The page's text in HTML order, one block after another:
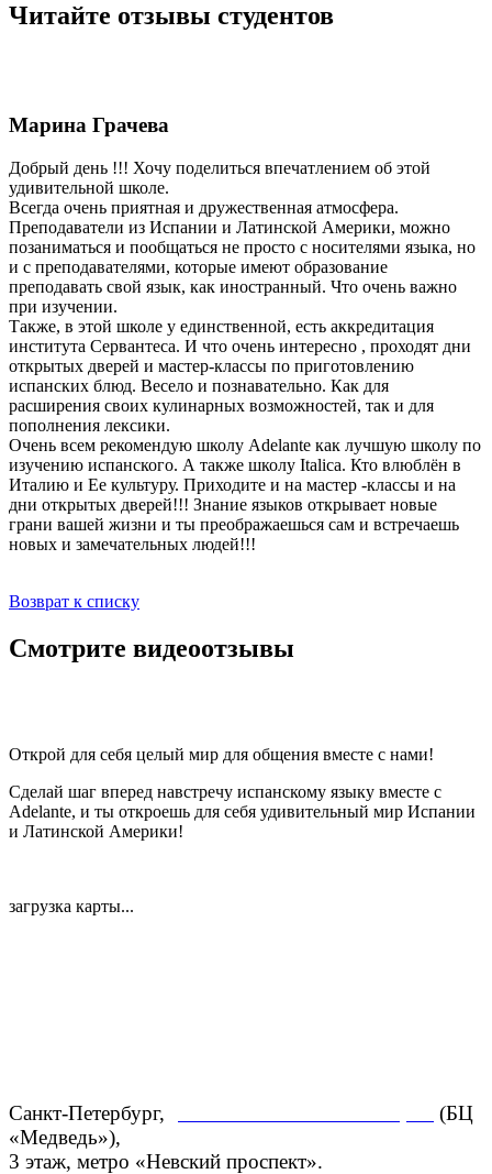
Читайте отзывы студентов
Марина Грачева
Добрый день !!! Хочу поделиться впечатлением об этой
удивительной школе.
Всегда очень приятная и дружественная атмосфера.
Преподаватели из Испании и Латинской Америки, можно
позаниматься и пообщаться не просто с носителями языка, но
и с преподавателями, которые имеют образование
преподавать свой язык, как иностранный. Что очень важно
при изучении.
Также, в этой школе у единственной, есть аккредитация
института Сервантеса. И что очень интересно , проходят дни
открытых дверей и мастер-классы по приготовлению
испанских блюд. Весело и познавательно. Как для
расширения своих кулинарных возможностей, так и для
пополнения лексики.
Очень всем рекомендую школу Adelante как лучшую школу по
изучению испанского. А также школу Italica. Кто влюблён в
Италию и Ее культуру. Приходите и на мастер -классы и на
дни открытых дверей!!! Знание языков открывает новые
грани вашей жизни и ты преображаешься сам и встречаешь
новых и замечательных людей!!!
Возврат к списку
Смотрите видеоотзывы
Открой для себя целый мир для общения вместе с нами!
Сделай шаг вперед навстречу испанскому языку вместе с
Adelante, и ты откроешь для себя удивительный мир Испании
и Латинской Америки!
загрузка карты...
Санкт-Петербург,
(БЦ
«Медведь»),
3 этаж, метро «Невский проспект».